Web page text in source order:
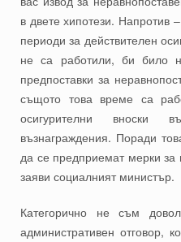
в двете хипотези. Напротив
периоди за действителен
не са работили, би било
предпоставки за
същото това време са
осигурителни вноски
възнаграждения. Поради
да се предприемат мерки за
заяви социалният министър.
Категорично не съм
административен отговор,